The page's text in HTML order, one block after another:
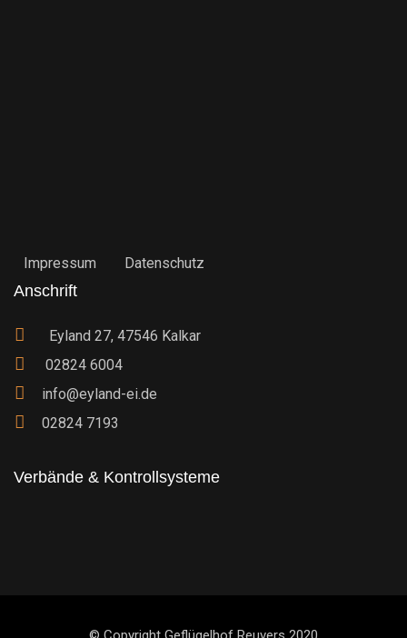
Impressum Datenschutz
Anschrift
Eyland 27, 47546 Kalkar
02824 6004
info@eyland-ei.de
02824 7193
Verbände & Kontrollsysteme